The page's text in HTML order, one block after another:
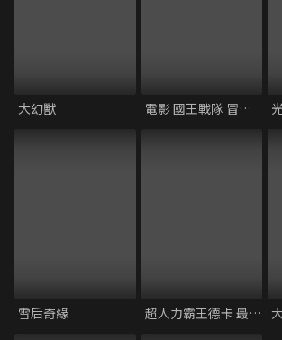
大幻獸 電影 國王戰隊 冒險王國
雪后奇緣 超人力霸王德卡 最終章 朝向旅程的彼方…